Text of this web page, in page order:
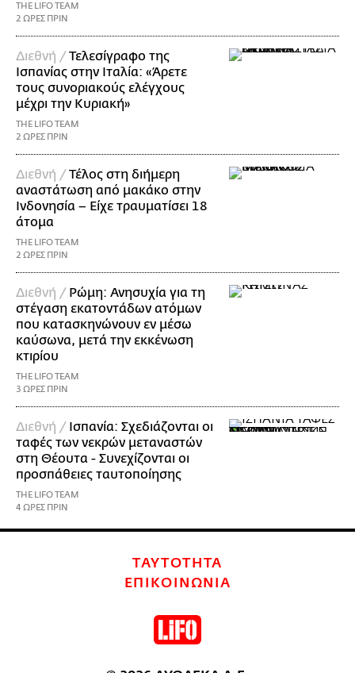
THE LIFO TEAM
2 ΩΡΕΣ ΠΡΙΝ
Διεθνή / Τελεσίγραφο της
Ισπανίας στην Ιταλία: «Άρετε
τους συνοριακούς ελέγχους
μέχρι την Κυριακή»
THE LIFO TEAM
2 ΩΡΕΣ ΠΡΙΝ
Διεθνή / Τέλος στη διήμερη
αναστάτωση από μακάκο στην
Ινδονησία – Είχε τραυματίσει 18
άτομα
THE LIFO TEAM
2 ΩΡΕΣ ΠΡΙΝ
Διεθνή / Ρώμη: Ανησυχία για τη
στέγαση εκατοντάδων ατόμων
που κατασκηνώνουν εν μέσω
καύσωνα, μετά την εκκένωση
κτιρίου
THE LIFO TEAM
3 ΩΡΕΣ ΠΡΙΝ
Διεθνή / Ισπανία: Σχεδιάζονται οι
ταφές των νεκρών μεταναστών
στη Θέουτα - Συνεχίζονται οι
προσπάθειες ταυτοποίησης
THE LIFO TEAM
4 ΩΡΕΣ ΠΡΙΝ
ΤΑΥΤΟΤΗΤΑ
ΕΠΙΚΟΙΝΩΝΙΑ